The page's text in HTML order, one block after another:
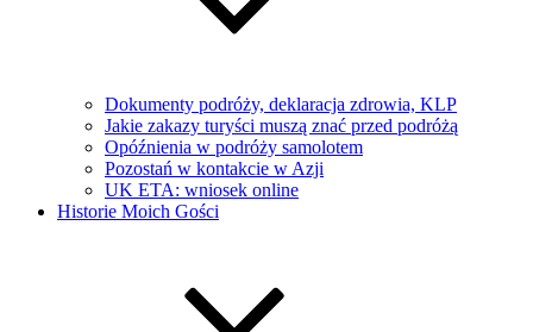
Dokumenty podróży, deklaracja zdrowia, KLP
Jakie zakazy turyści muszą znać przed podróżą
Opóźnienia w podróży samolotem
Pozostań w kontakcie w Azji
UK ETA: wniosek online
Historie Moich Gości